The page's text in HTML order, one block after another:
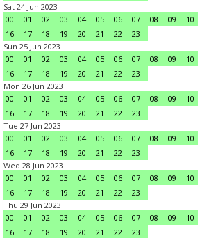
Sat 24 Jun 2023
00
01 02 03 04 05 06 07 08 09 10
16
17 18 19 20 21 22
23
Sun 25 Jun 2023
00
01 02 03 04 05 06 07 08 09 10
16
17 18 19 20 21 22
23
Mon 26 Jun 2023
00
01 02 03 04 05 06 07 08 09 10
16
17 18 19 20 21 22
23
Tue 27 Jun 2023
00
01 02 03 04 05 06 07 08 09 10
16
17 18 19 20 21 22
23
Wed 28 Jun 2023
00
01 02 03 04 05 06 07 08 09 10
16
17 18 19 20 21 22
23
Thu 29 Jun 2023
00
01 02 03 04 05 06 07 08 09 10
16
17 18 19 20 21 22
23